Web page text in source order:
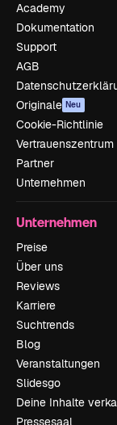
Academy
Dokumentation
Support
AGB
Originale Neu
Cookie-Richtlinie
Vertrauenszentrum
Partner
Unternehmen
Unternehmen
Preise
Über uns
Reviews
Karriere
Suchtrends
Blog
Veranstaltungen
Slidesgo
Deine Inhalte
Pressesaal